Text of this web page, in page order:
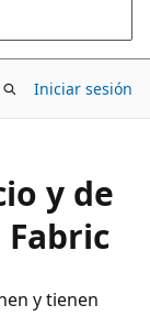
Iniciar sesión
y de
y tienen